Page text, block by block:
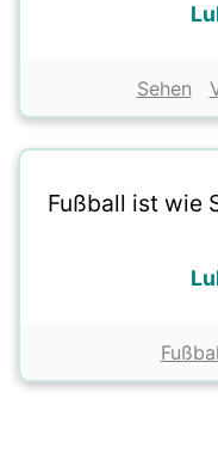
Sehen
Fußball ist wie